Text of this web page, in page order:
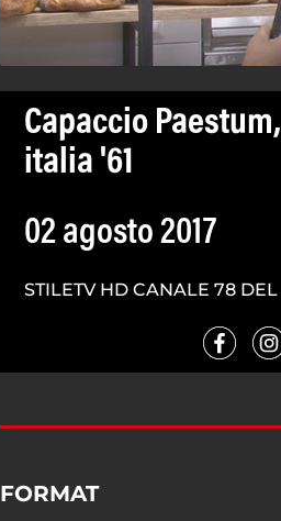
Capaccio
italia '61
02 agosto 2017
STILETV HD CANALE 78 DEL
FORMAT